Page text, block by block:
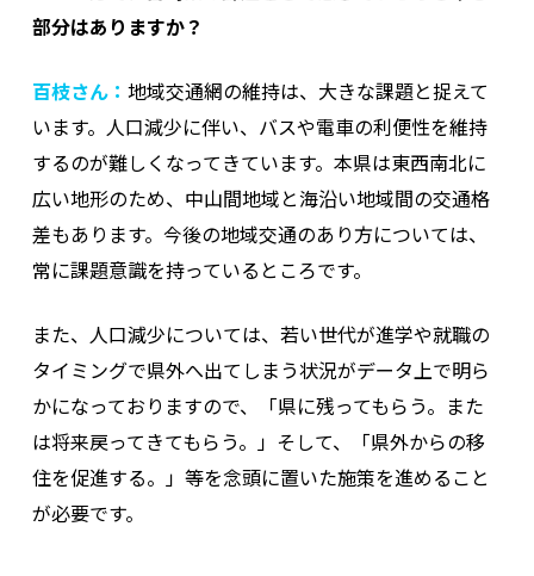
部分はありますか？
百枝さん： 地域交通網の維持は、大きな課題と捉えて
います。人口減少に伴い、バスや電車の利便性を維持
するのが難しくなってきています。本県は東西南北に
広い地形のため、中山間地域と海沿い地域間の交通格
差もあります。今後の地域交通のあり方については、
常に課題意識を持っているところです。
また、人口減少については、若い世代が進学や就職の
タイミングで県外へ出てしまう状況がデータ上で明ら
かになっておりますので、「県に残ってもらう。また
は将来戻ってきてもらう。」そして、「県外からの移
住を促進する。」等を念頭に置いた施策を進めること
が必要です。